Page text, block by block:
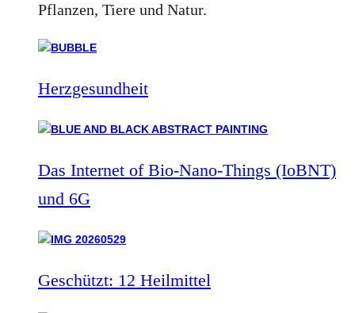
Pflanzen, Tiere und Natur.
Herzgesundheit
Das Internet of Bio-Nano-Things (IoBNT)
und 6G
Geschützt: 12 Heilmittel